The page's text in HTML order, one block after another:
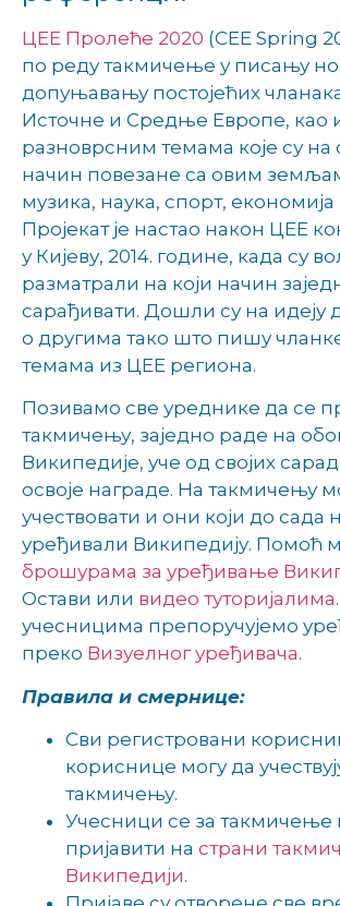
ЦЕЕ Пролеће 2020 (CEE Spring
по реду такмичење у писању
допуњавању постојећих
Источне и Средње Европе, као
разноврсним темама које су на
начин повезане са овим
музика, наука, спорт, економија
Пројекат је настао након ЦЕЕ
у Кијеву, 2014. године, када су
разматрали на који начин
сарађивати. Дошли су на идеју
о другима тако што пишу
темама из ЦЕЕ региона.
Позивамо све уреднике да се
такмичењу, заједно раде на
Википедије, уче од својих
освоје награде. На такмичењу
учествовати и они који до сада
уређивали Википедију. Помоћ
брошурама за уређивање
Остави или видео туторијалима
учесницима препоручујемо
преко Визуелног уређивача.
Правила и смернице:
Сви регистровани
кориснице могу да
такмичењу.
Учесници се за такмичење
пријавити на страни
Википедији.